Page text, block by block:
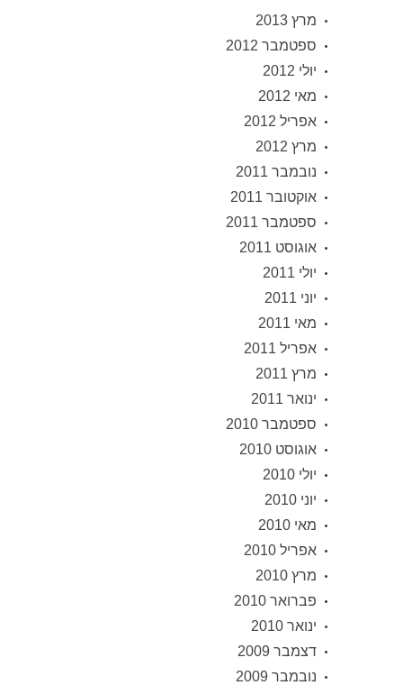
מרץ 2013
ספטמבר 2012
יולי 2012
מאי 2012
אפריל 2012
מרץ 2012
נובמבר 2011
אוקטובר 2011
ספטמבר 2011
אוגוסט 2011
יולי 2011
יוני 2011
מאי 2011
אפריל 2011
מרץ 2011
ינואר 2011
ספטמבר 2010
אוגוסט 2010
יולי 2010
יוני 2010
מאי 2010
אפריל 2010
מרץ 2010
פברואר 2010
ינואר 2010
דצמבר 2009
נובמבר 2009